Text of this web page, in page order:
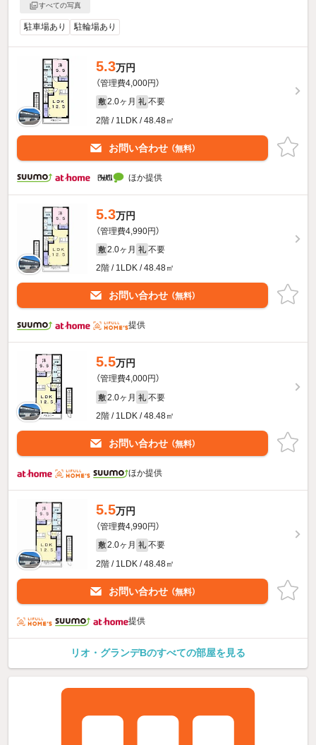
すべての写真
駐車場あり 駐輪場あり
5.3万円
（管理費4,000円）
敷 2.0ヶ月 礼 不要
2階 / 1LDK / 48.48㎡
お問い合わせ （無料）
ほか提供
5.3万円
（管理費4,990円）
敷 2.0ヶ月 礼 不要
2階 / 1LDK / 48.48㎡
お問い合わせ （無料）
提供
5.5万円
（管理費4,000円）
敷 2.0ヶ月 礼 不要
2階 / 1LDK / 48.48㎡
お問い合わせ （無料）
ほか提供
5.5万円
（管理費4,990円）
敷 2.0ヶ月 礼 不要
2階 / 1LDK / 48.48㎡
お問い合わせ （無料）
提供
リオ・グランデBのすべての部屋を見る